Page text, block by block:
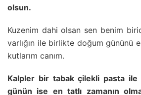
olsun.
Kuzenim dahi olsan sen benim
varlığın ile birlikte doğum gününü
kutlarım canım.
Kalpler bir tabak çilekli pasta
günün ise en tatlı zamanın